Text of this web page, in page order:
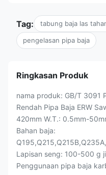
Tag: tabung baja las
pengelasan pipa baja
Ringkasan Produk
nama produk: GB/T 3091
Rendah Pipa Baja ERW
420mm W.T.: 0.5mm-
Bahan baja:
Lapisan seng: 100-500 g
Penggunaan pipa baja